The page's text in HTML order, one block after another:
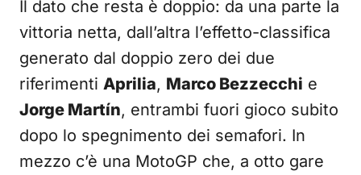
Il dato che resta è doppio: da una parte la
vittoria netta, dall’altra l’effetto-classifica
generato dal doppio zero dei due
riferimenti Aprilia, Marco Bezzecchi e
Jorge Martín, entrambi fuori gioco subito
dopo lo spegnimento dei semafori. In
mezzo c’è una MotoGP che, a otto gare